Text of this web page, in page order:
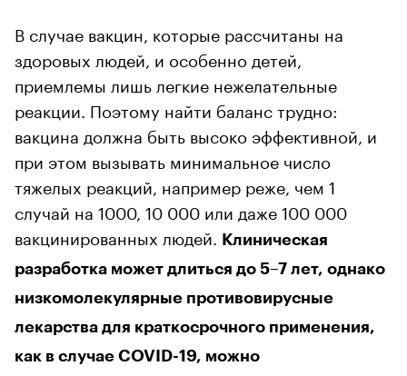
В случае вакцин, которые рассчитаны на
здоровых людей, и особенно детей,
приемлемы лишь легкие нежелательные
реакции. Поэтому найти баланс трудно:
вакцина должна быть высоко эффективной, и
при этом вызывать минимальное число
тяжелых реакций, например реже, чем 1
случай на 1000, 10 000 или даже 100 000
вакцинированных людей.
Клиническая
разработка может длиться до 5–7 лет, однако
низкомолекулярные противовирусные
лекарства для краткосрочного применения,
как в случае COVID-19, можно